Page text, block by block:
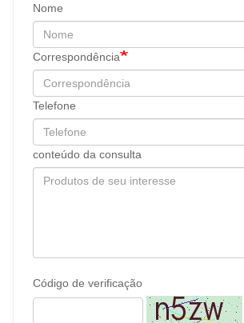
Nome
Correspondência
Telefone
conteúdo da consulta
Código de verificação